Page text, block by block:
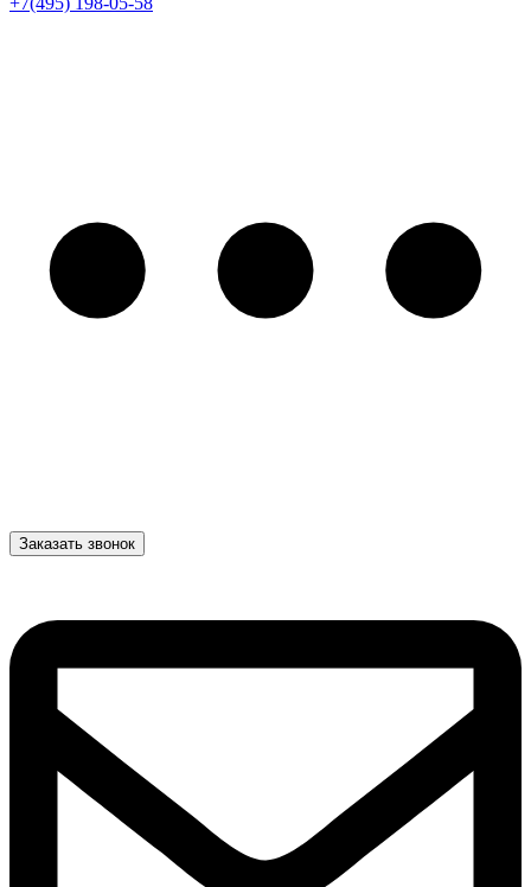
Заказать звонок